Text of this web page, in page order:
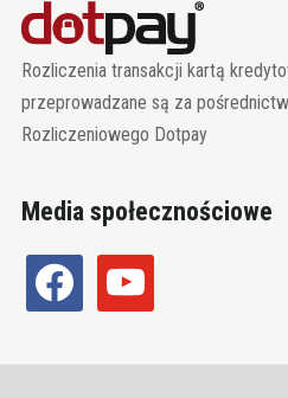
Rozliczenia transakcji kartą
przeprowadzane są za
Rozliczeniowego Dotpay
Media społecznościowe
facebook youtube